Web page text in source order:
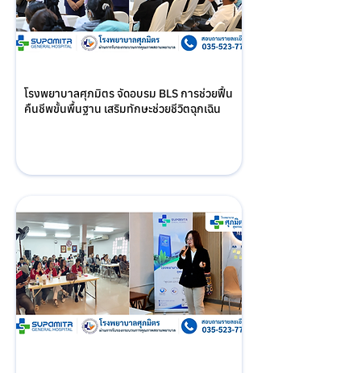
โรงพยาบาลศุภมิตร จัดอบรม BLS การช่วยฟื้น
คืนชีพขั้นพื้นฐาน เสริมทักษะช่วยชีวิตฉุกเฉิน